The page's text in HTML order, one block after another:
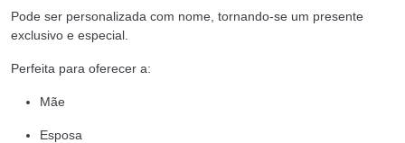
Pode ser personalizada com nome, tornando-se um presente
exclusivo e especial.
Perfeita para oferecer a:
Mãe
Esposa